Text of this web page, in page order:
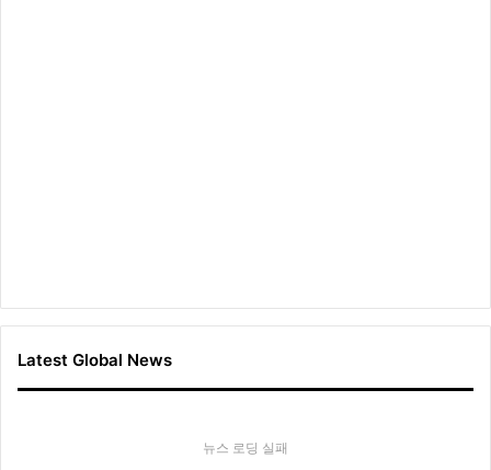
Latest Global News
뉴스 로딩 실패